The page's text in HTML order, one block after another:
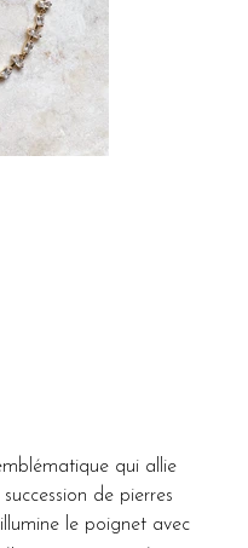
qui allie
de pierres
le poignet avec